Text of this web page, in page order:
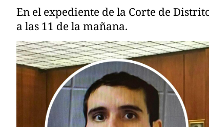
En el expediente de la Corte de
a las 11 de la mañana.